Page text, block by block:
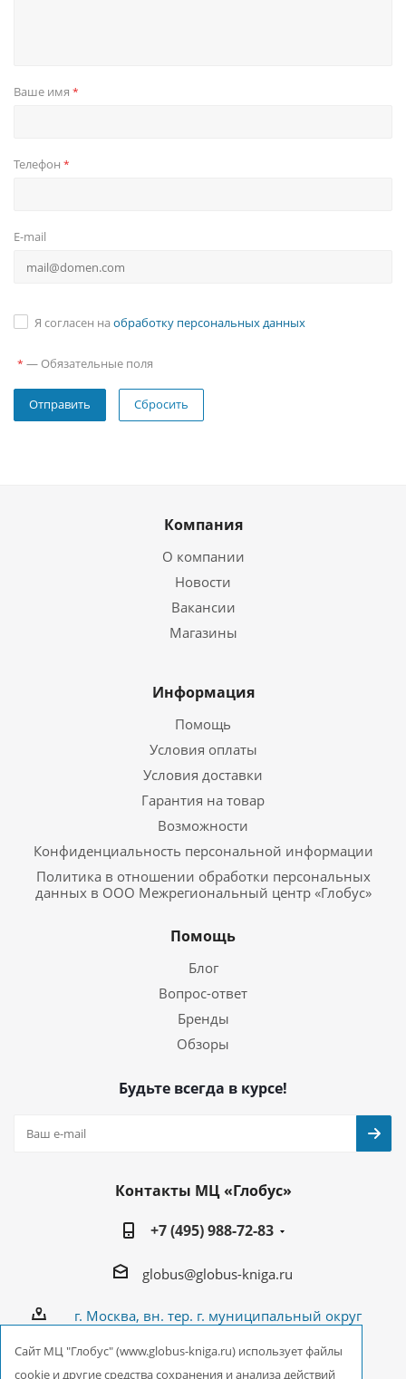
Ваше имя *
Телефон *
E-mail
Я согласен на обработку персональных данных
* — Обязательные поля
Сбросить
Компания
О компании
Новости
Вакансии
Магазины
Информация
Помощь
Условия оплаты
Условия доставки
Гарантия на товар
Возможности
Конфиденциальность персональной информации
Политика в отношении обработки персональных
данных в ООО Межрегиональный центр «Глобус»
Помощь
Блог
Вопрос-ответ
Бренды
Обзоры
Будьте всегда в курсе!
Контакты МЦ «Глобус»
+7 (495) 988-72-83
globus@globus-kniga.ru
г. Москва, вн. тер. г. муниципальный округ
Cайт МЦ "Глобус" (www.globus-kniga.ru) использует файлы
cookie и другие средства сохранения и анализа действий